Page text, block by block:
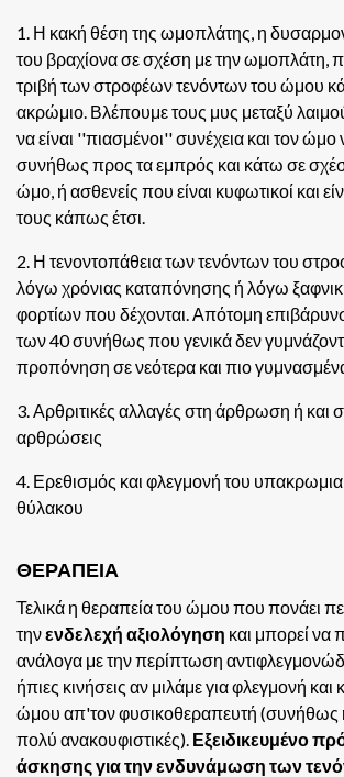
1. Η κακή θέση της ωμοπλάτης, η
του βραχίονα σε σχέση με την ωμοπλάτη,
τριβή των στροφέων τενόντων του ώμου
ακρώμιο. Βλέπουμε τους μυς μεταξύ
να είναι ''πιασμένοι'' συνέχεια και τον ώμο
συνήθως προς τα εμπρός και κάτω σε
ώμο, ή ασθενείς που είναι κυφωτικοί και
τους κάπως έτσι.
2. Η τενοντοπάθεια των τενόντων του
λόγω χρόνιας καταπόνησης ή λόγω
φορτίων που δέχονται. Απότομη
των 40 συνήθως που γενικά δεν
προπόνηση σε νεότερα και πιο
3. Αρθριτικές αλλαγές στη άρθρωση ή και
αρθρώσεις
4. Ερεθισμός και φλεγμονή του
θύλακου
ΘΕΡΑΠΕΙΑ
Τελικά η θεραπεία του ώμου που πονάει
τηνενδελεχή αξιολόγηση και μπορεί να
ανάλογα με την περίπτωση
ήπιες κινήσεις αν μιλάμε για φλεγμονή και
ώμου απ'τον φυσικοθεραπευτή (συνήθως
πολύ ανακουφιστικές). Εξειδικευμένο
άσκησης για την ενδυνάμωση των